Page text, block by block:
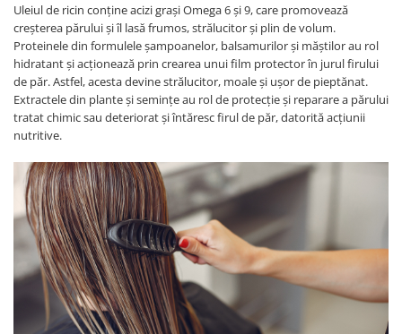
Uleiul de ricin conține acizi grași Omega 6 și 9, care promovează
creșterea părului și îl lasă frumos, strălucitor și plin de volum.
Proteinele din formulele șampoanelor, balsamurilor și măștilor au rol
hidratant și acționează prin crearea unui film protector în jurul firului
de păr. Astfel, acesta devine strălucitor, moale și ușor de pieptănat.
Extractele din plante și semințe au rol de protecție și reparare a părului
tratat chimic sau deteriorat și întăresc firul de păr, datorită acțiunii
nutritive.